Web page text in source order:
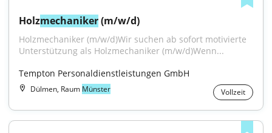
Holzmechaniker (m/w/d)
Holzmechaniker (m/w/d)Wir suchen ab sofort motivierte
Unterstützung als Holzmechaniker (m/w/d)Wenn...
Tempton Personaldienstleistungen GmbH
Dülmen, Raum Münster Vollzeit